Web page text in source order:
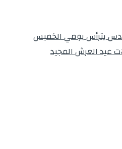
يترأس يومي الخميس
عيد العرش المجيد